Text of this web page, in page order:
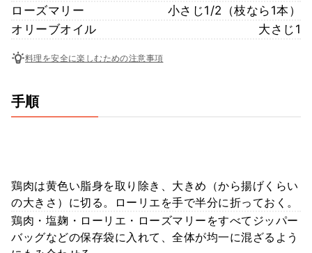
ローズマリー
小さじ1/2（枝なら1本）
オリーブオイル
大さじ1
料理を安全に楽しむための注意事項
手順
鶏肉は黄色い脂身を取り除き、大きめ（から揚げくらい
の大きさ）に切る。ローリエを手で半分に折っておく。
鶏肉・塩麹・ローリエ・ローズマリーをすべてジッパー
バッグなどの保存袋に入れて、全体が均一に混ざるよう